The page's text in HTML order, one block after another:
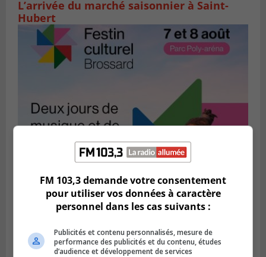
L’arrivée du marché saisonnier à Saint-
Hubert
BROSSARD
Publié le 2 août 2026 à 12h12
Le Festin culturel rassemblera les familles
à Brossard
FM 103,3 demande votre consentement
pour utiliser vos données à caractère
personnel dans les cas suivants :
Publicités et contenu personnalisés, mesure de
performance des publicités et du contenu, études
d’audience et développement de services